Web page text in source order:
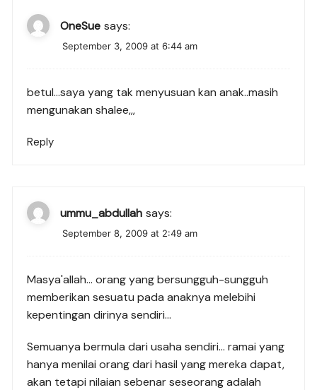
OneSue says:
September 3, 2009 at 6:44 am
betul…saya yang tak menyusuan kan anak..masih
mengunakan shalee,,,
Reply
ummu_abdullah says:
September 8, 2009 at 2:49 am
Masya'allah… orang yang bersungguh-sungguh
memberikan sesuatu pada anaknya melebihi
kepentingan dirinya sendiri…
Semuanya bermula dari usaha sendiri… ramai yang
hanya menilai orang dari hasil yang mereka dapat,
akan tetapi nilaian sebenar seseorang adalah